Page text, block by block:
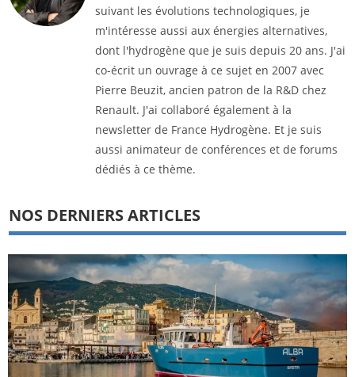
suivant les évolutions technologiques, je
m'intéresse aussi aux énergies alternatives,
dont l'hydrogène que je suis depuis 20 ans. J'ai
co-écrit un ouvrage à ce sujet en 2007 avec
Pierre Beuzit, ancien patron de la R&D chez
Renault. J'ai collaboré également à la
newsletter de France Hydrogène. Et je suis
aussi animateur de conférences et de forums
dédiés à ce thème.
NOS DERNIERS ARTICLES